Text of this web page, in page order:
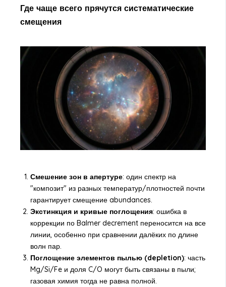
Где чаще всего прячутся систематические
смещения
Смешение зон в апертуре: один спектр на
"композит" из разных температур/плотностей почти
гарантирует смещение abundances.
Экстинкция и кривые поглощения: ошибка в
коррекции по Balmer decrement переносится на все
линии, особенно при сравнении далёких по длине
волн пар.
Поглощение элементов пылью (depletion): часть
Mg/Si/Fe и доля C/O могут быть связаны в пыли;
газовая химия тогда не равна полной.